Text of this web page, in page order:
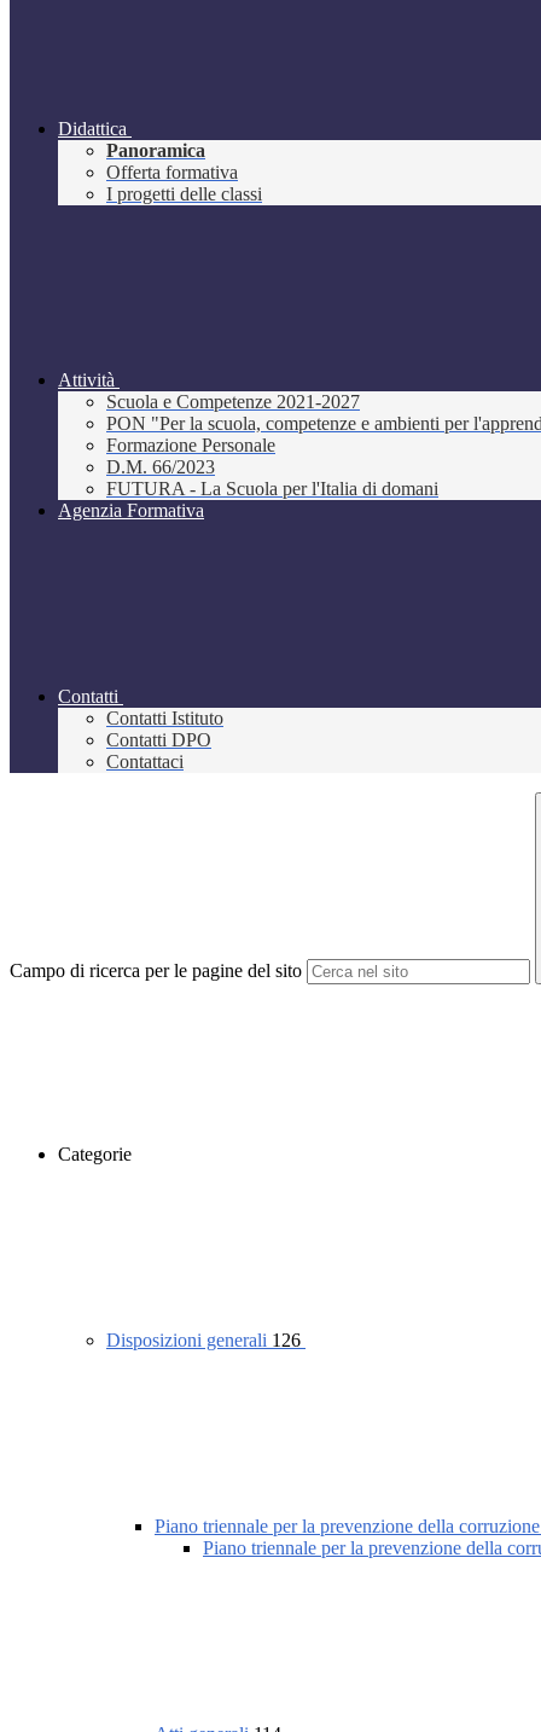
Didattica
Panoramica
Offerta formativa
I progetti delle classi
Attività
Scuola e Competenze 2021-2027
PON "Per la scuola, competenze e ambienti per
Formazione Personale
D.M. 66/2023
FUTURA - La Scuola per l'Italia di domani
Agenzia Formativa
Contatti
Contatti Istituto
Contatti DPO
Contattaci
Campo di ricerca per le pagine del sito
Categorie
Disposizioni generali 126
Piano triennale per la prevenzione della
Piano triennale per la prevenzione della